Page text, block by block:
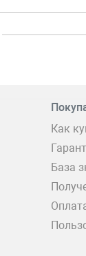
Как
База